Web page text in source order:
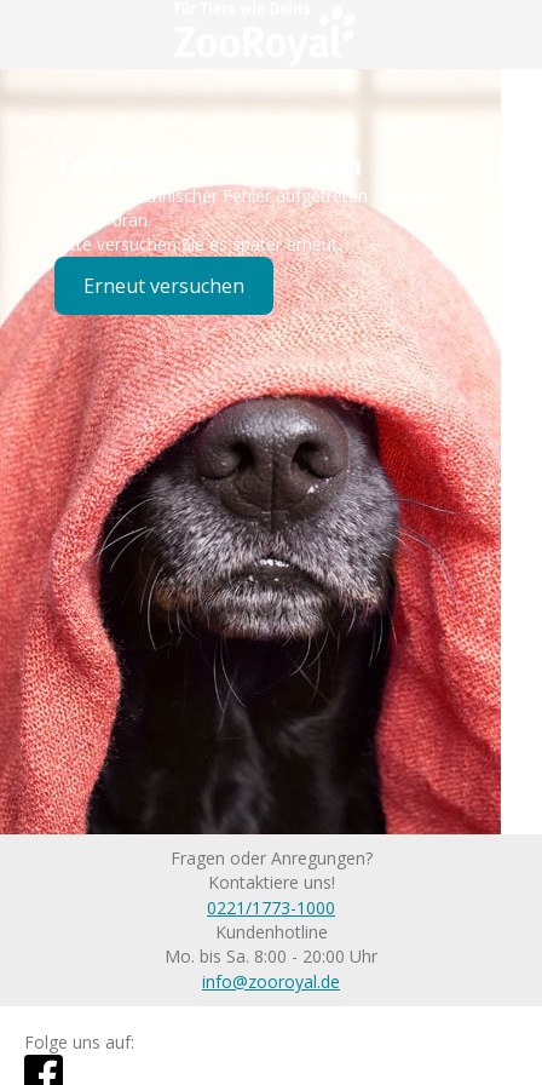
Technisches Problem
Es ist ein technischer Fehler aufgetreten – wir sind
bereits dran.
Bitte versuchen Sie es später erneut.
Erneut versuchen
Fragen oder Anregungen?
Kontaktiere uns!
0221/1773-1000
Kundenhotline
Mo. bis Sa. 8:00 - 20:00 Uhr
info@zooroyal.de
Folge uns auf: